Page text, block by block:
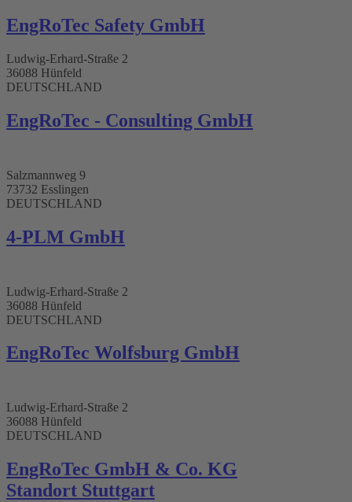
EngRoTec Safety GmbH
Ludwig-Erhard-Straße 2
36088 Hünfeld
DEUTSCHLAND
EngRoTec - Consulting GmbH​
Salzmannweg 9
73732 Esslingen
DEUTSCHLAND
4-PLM GmbH​
Ludwig-Erhard-Straße 2
36088 Hünfeld
DEUTSCHLAND
EngRoTec Wolfsburg GmbH
Ludwig-Erhard-Straße 2
36088 Hünfeld
DEUTSCHLAND
EngRoTec GmbH & Co. KG
Standort Stuttgart​